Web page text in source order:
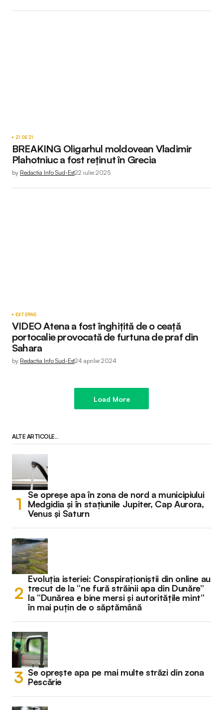
ZI DE ZI
BREAKING Oligarhul moldovean Vladimir
Plahotniuc a fost reținut în Grecia
by Redactia Info Sud-Est22 iulie 2025
EXTERNE
VIDEO Atena a fost înghițită de o ceață
portocalie provocată de furtuna de praf din
Sahara
by Redactia Info Sud-Est24 aprilie 2024
Load More
ALTE ARTICOLE...
Se opreșe apa în zona de nord a municipiului
Medgidia și în stațiunile Jupiter, Cap Aurora,
Venus și Saturn
Evoluția isteriei: Conspiraționiștii din online au
trecut de la “ne fură străinii apa din Dunăre”
la “Dunărea e bine mersi și autoritățile mint”
în mai puțin de o săptămână
Se oprește apa pe mai multe străzi din zona
Pescărie